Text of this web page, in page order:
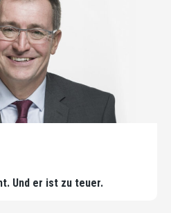
Und er ist zu teuer.